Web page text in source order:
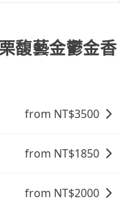
格。馥藝金鬱金香
from NT$3500
from NT$1850
from NT$2000